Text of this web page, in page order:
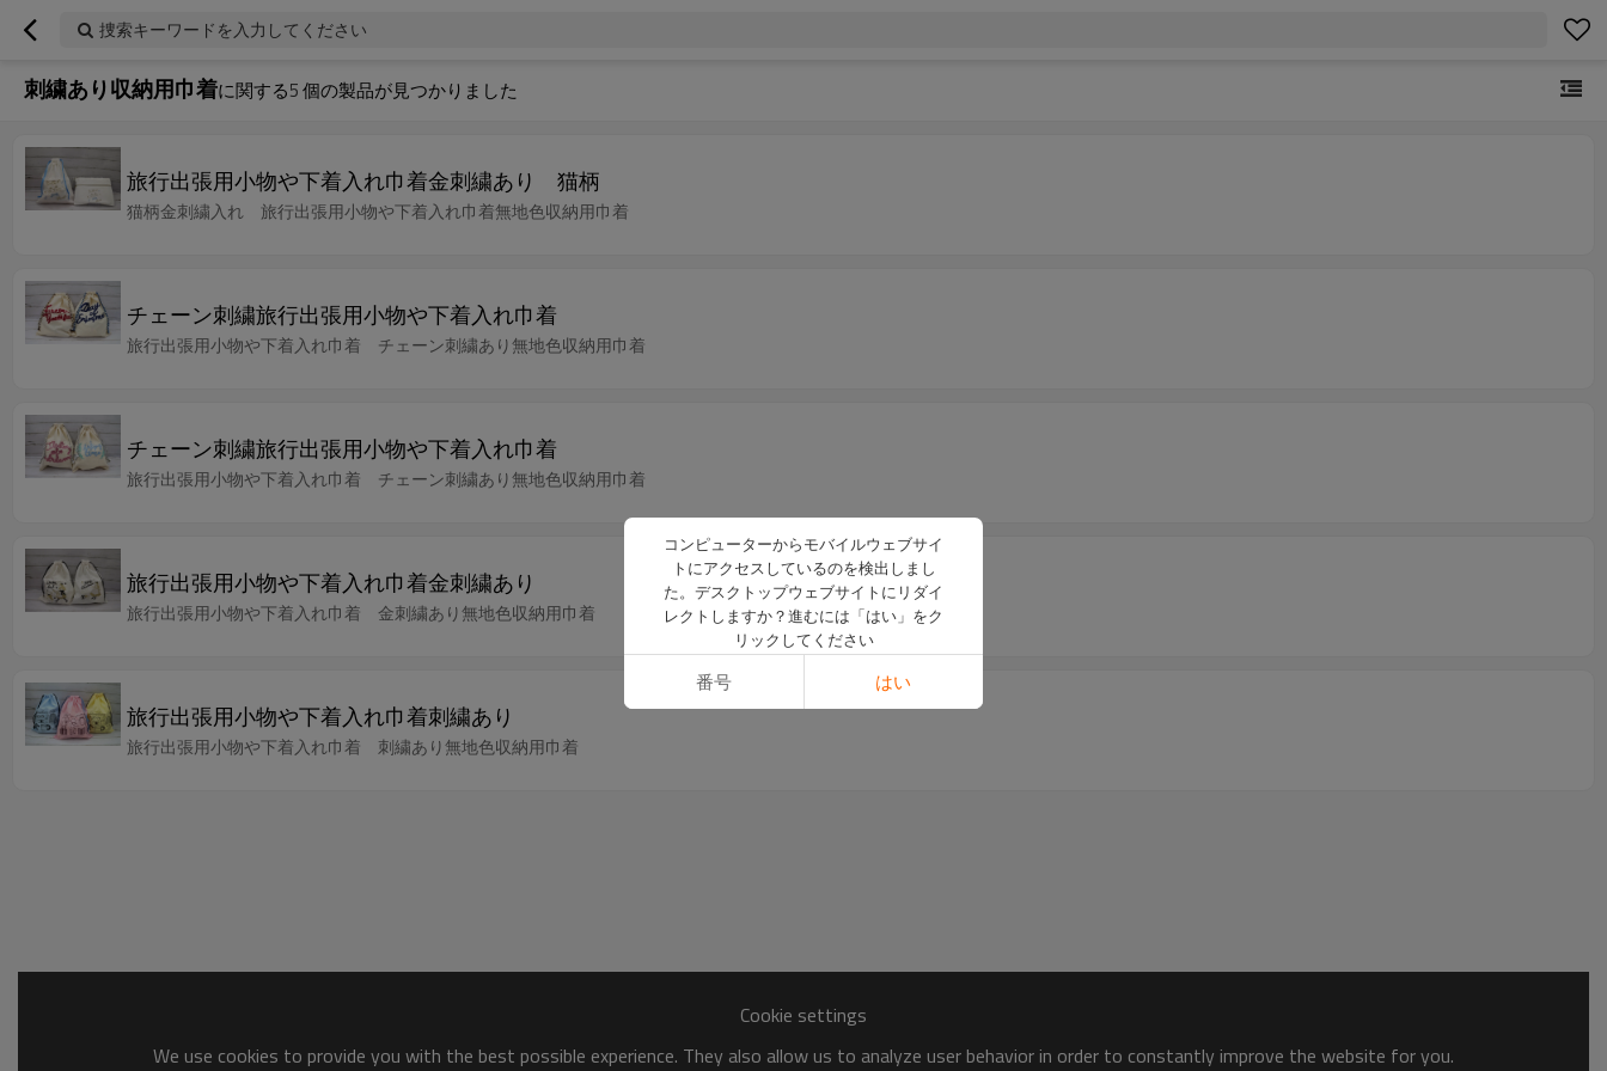
捜索キーワードを入力してください
刺繍あり収納用巾着に関する5個の製品が見つかりました
旅行出張用小物や下着入れ巾着金刺繍あり 猫柄
猫柄金刺繍入れ 旅行出張用小物や下着入れ巾着無地色収納用巾着
チェーン刺繍旅行出張用小物や下着入れ巾着
旅行出張用小物や下着入れ巾着 チェーン刺繍あり無地色収納用巾着
チェーン刺繍旅行出張用小物や下着入れ巾着
旅行出張用小物や下着入れ巾着 チェーン刺繍あり無地色収納用巾着
旅行出張用小物や下着入れ巾着金刺繍あり
旅行出張用小物や下着入れ巾着 金刺繍あり無地色収納用巾着
旅行出張用小物や下着入れ巾着刺繍あり
旅行出張用小物や下着入れ巾着 刺繍あり無地色収納用巾着
Cookie settings
We use cookies to provide you with the best possible experience. They also allow us to analyze user behavior in order to constantly improve the website for you.
コンピューターからモバイルウェブサイ
トにアクセスしているのを検出しまし
た。デスクトップウェブサイトにリダイ
レクトしますか？進むには「はい」をク
リックしてください
番号 はい